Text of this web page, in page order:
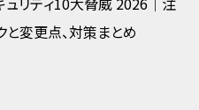
と変更点、対策まとめ